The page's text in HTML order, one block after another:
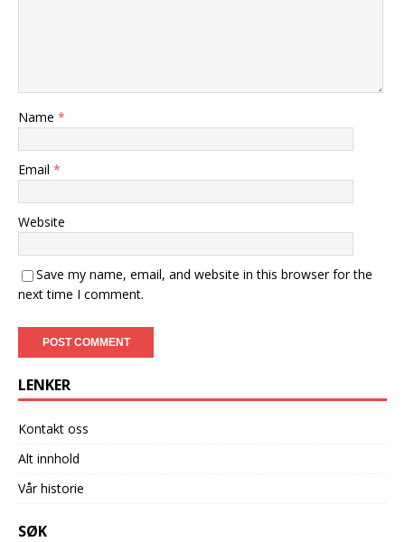
Name *
Email *
Website
Save my name, email, and website in this browser for the
next time I comment.
LENKER
Kontakt oss
Alt innhold
Vår historie
SØK